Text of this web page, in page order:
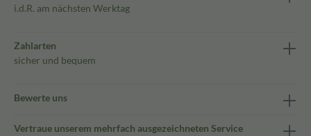
i.d.R. am nächsten Werktag
Zahlarten
sicher und bequem
Bewerte uns
Vertraue unserem mehrfach ausgezeichneten Service